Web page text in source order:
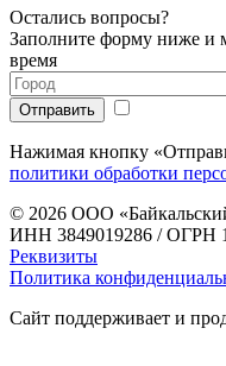
Остались вопросы?
Заполните форму ниже и
время
Нажимая кнопку
политики обработки
© 2026 ООО
ИНН 3849019286 / ОГРН
Реквизиты
Политика
Сайт поддерживает и